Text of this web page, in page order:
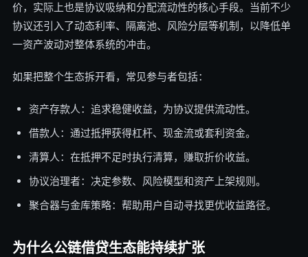
价，实际上也是协议吸纳和分配流动性的核心手段。当前不少
协议还引入了动态利率、隔离池、风险分层等机制，以降低单
一资产波动对整体系统的冲击。
如果把整个生态拆开看，常见参与者包括：
资产存款人：追求稳健收益，为协议提供流动性。
借款人：通过抵押获得杠杆、现金流或套利资金。
清算人：在抵押不足时执行清算，赚取折价收益。
协议治理者：决定参数、风险模型和资产上架规则。
聚合器与金库策略：帮助用户自动寻找更优收益路径。
为什么公链借贷生态能持续扩张